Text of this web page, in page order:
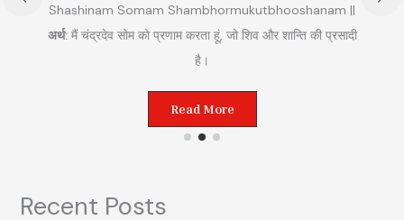
Shashinam Somam Shambhormukutbhooshanam ||
अर्थ:मैं चंद्रदेव सोम को प्रणाम करता हूं, जो शिव और शान्ति की प्रसादी
है।
Read More
Recent Posts